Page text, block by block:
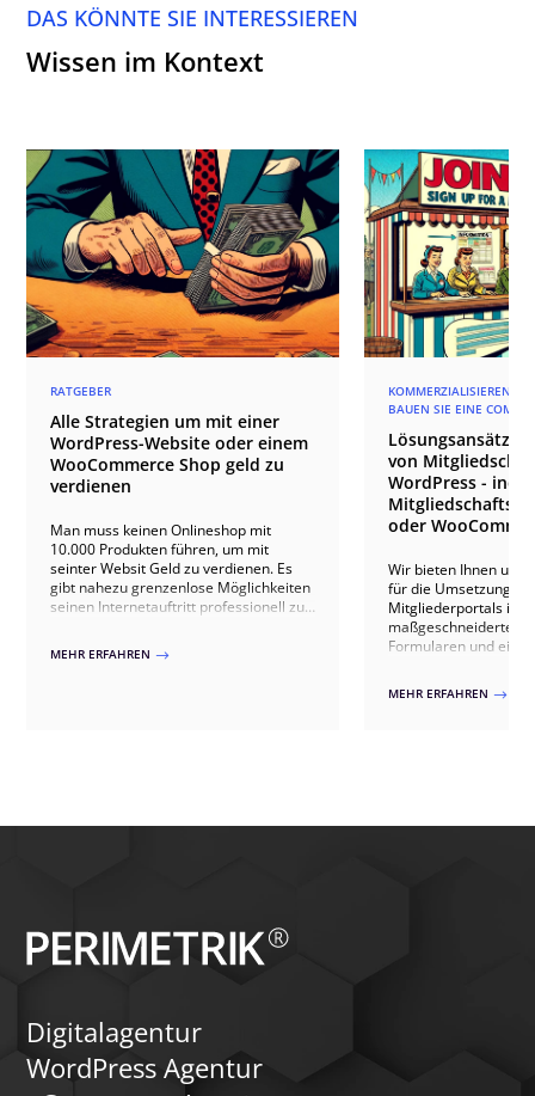
DAS KÖNNTE SIE INTERESSIEREN
Wissen im Kontext
RATGEBER
Alle Strategien um mit einer
WordPress-Website oder einem
WooCommerce Shop geld zu
verdienen
Man muss keinen Onlineshop mit
10.000 Produkten führen, um mit
seinter Websit Geld zu verdienen. Es
gibt nahezu grenzenlose Möglichkeiten
seinen Internetauftritt professionell zu
Webseite Geld verdienen kann.
MEHR ERFAHREN $
KOMMERZIALISIEREN
BAUEN SIE EINE
Lösungsansätze
von
WordPress -
Mitgliedschafts-
oder
Wir bieten Ihnen
für die Umsetzung
Mitgliederportals in
maßgeschneiderte
Formularen und
Erweiterungen – wir
MEHR ERFAHREN $
Digitalagentur
WordPress Agentur